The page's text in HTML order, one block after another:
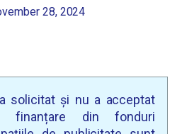
28, 2024
solicitat și nu a acceptat
din fonduri